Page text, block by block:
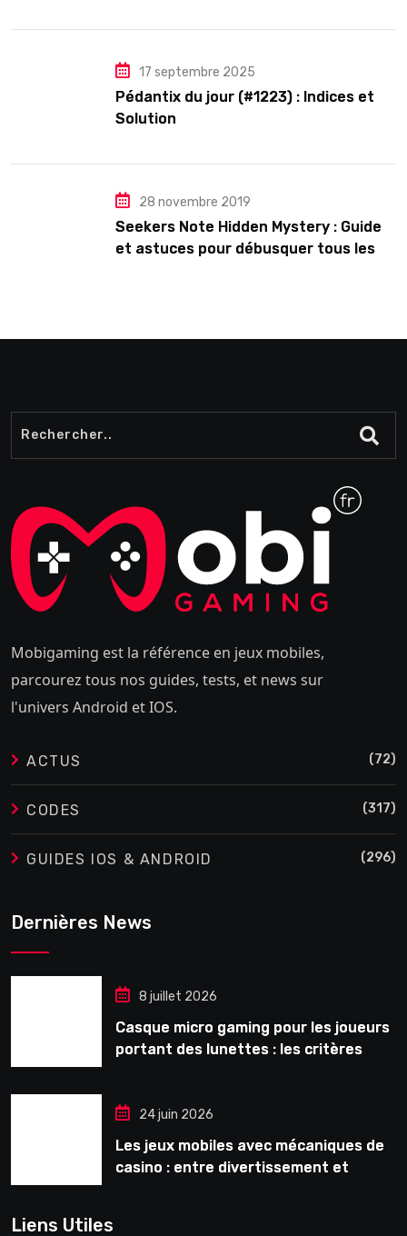
17 septembre 2025
Pédantix du jour (#1223) : Indices et
Solution
28 novembre 2019
Seekers Note Hidden Mystery : Guide
et astuces pour débusquer tous les
Mobigaming est la référence en jeux mobiles,
parcourez tous nos guides, tests, et news sur
l'univers Android et IOS.
ACTUS (72)
CODES (317)
GUIDES IOS & ANDROID (296)
Dernières News
8 juillet 2026
Casque micro gaming pour les joueurs
portant des lunettes : les critères
24 juin 2026
Les jeux mobiles avec mécaniques de
casino : entre divertissement et
Liens Utiles